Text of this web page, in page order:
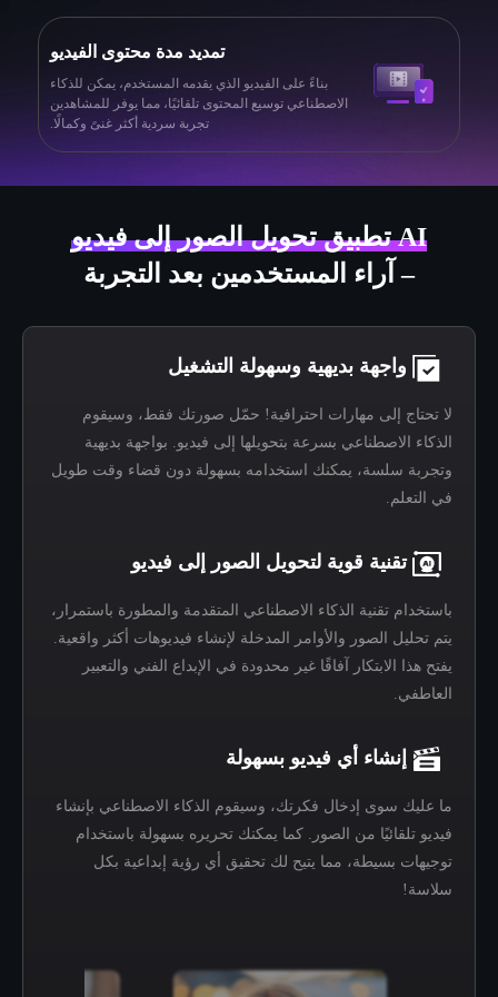
تمديد مدة محتوى الفيديو
بناءً على الفيديو الذي يقدمه المستخدم، يمكن للذكاء
الاصطناعي توسيع المحتوى تلقائيًا، مما يوفر للمشاهدين
تجربة سردية أكثر غنىً وكمالًا.
AI تطبيق تحويل الصور إلى فيديو
– آراء المستخدمين بعد التجربة
واجهة بديهية وسهولة التشغيل
لا تحتاج إلى مهارات احترافية! حمّل صورتك فقط، وسيقوم
الذكاء الاصطناعي بسرعة بتحويلها إلى فيديو. بواجهة بديهية
وتجربة سلسة، يمكنك استخدامه بسهولة دون قضاء وقت طويل
في التعلم.
تقنية قوية لتحويل الصور إلى فيديو
باستخدام تقنية الذكاء الاصطناعي المتقدمة والمطورة باستمرار،
يتم تحليل الصور والأوامر المدخلة لإنشاء فيديوهات أكثر واقعية.
يفتح هذا الابتكار آفاقًا غير محدودة في الإبداع الفني والتعبير
العاطفي.
إنشاء أي فيديو بسهولة
ما عليك سوى إدخال فكرتك، وسيقوم الذكاء الاصطناعي بإنشاء
فيديو تلقائيًا من الصور. كما يمكنك تحريره بسهولة باستخدام
توجيهات بسيطة، مما يتيح لك تحقيق أي رؤية إبداعية بكل
سلاسة!